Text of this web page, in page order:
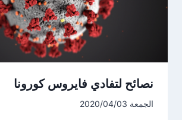
نصائح لتفادي فايروس كورونا
الجمعة 2020/04/03